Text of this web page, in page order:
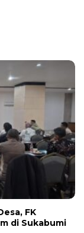
FK
di Sukabumi